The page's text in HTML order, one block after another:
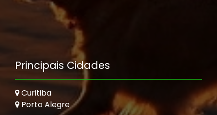
Principais Cidades
Curitiba
Porto Alegre